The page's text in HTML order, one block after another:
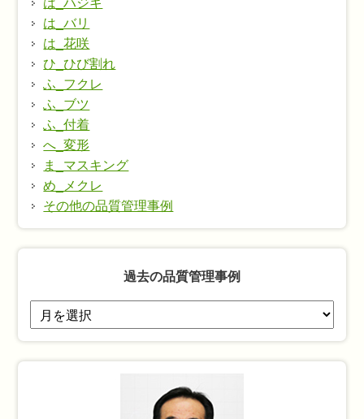
は_ハジキ
は_バリ
は_花咲
ひ_ひび割れ
ふ_フクレ
ふ_ブツ
ふ_付着
へ_変形
ま_マスキング
め_メクレ
その他の品質管理事例
過去の品質管理事例